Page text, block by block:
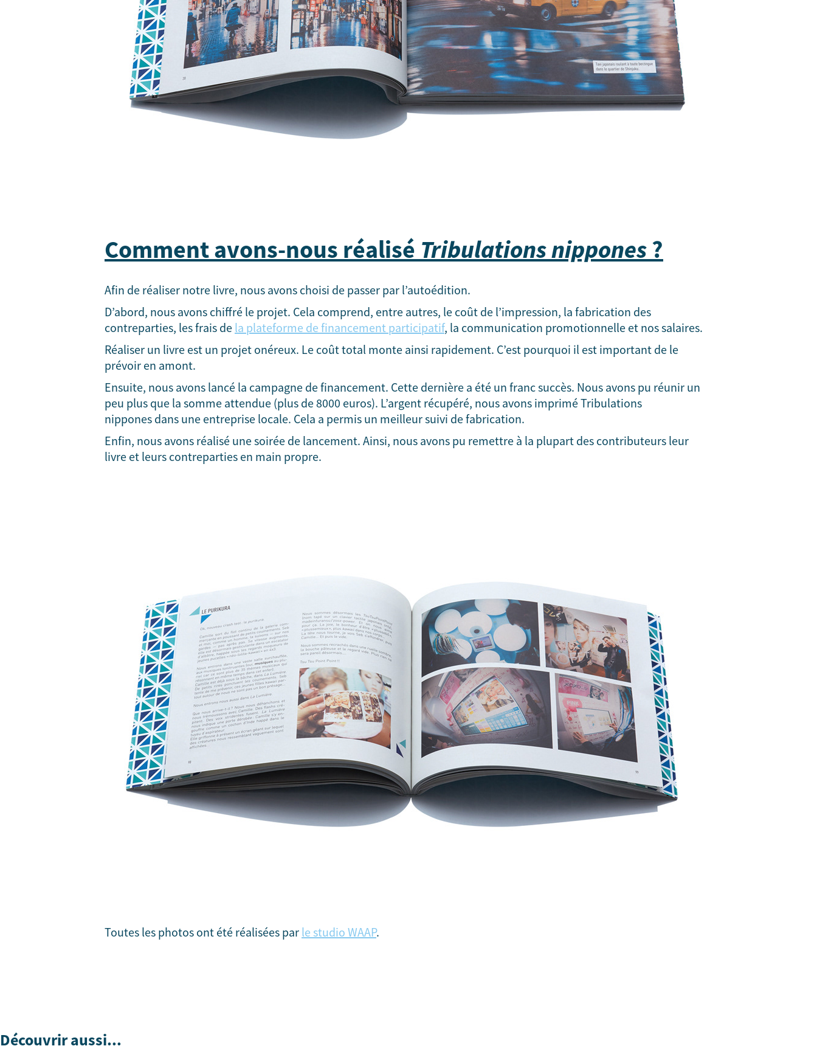
Comment avons-nous réaliséTribulations nippones?
Afin de réaliser notre livre, nous avons choisi de passer par l’autoédition.
D’abord, nous avons chiffré le projet. Cela comprend, entre autres, le coût de l’impression, la fabrication des
contreparties, les frais de la plateforme de financement participatif, la communication promotionnelle et nos salaires.
Réaliser un livre est un projet onéreux. Le coût total monte ainsi rapidement. C’est pourquoi il est important de le
prévoir en amont.
Ensuite, nous avons lancé la campagne de financement. Cette dernière a été un franc succès. Nous avons pu réunir un
peu plus que la somme attendue (plus de 8000 euros). L’argent récupéré, nous avons imprimé Tribulations
nippones dans une entreprise locale. Cela a permis un meilleur suivi de fabrication.
Enfin, nous avons réalisé une soirée de lancement. Ainsi, nous avons pu remettre à la plupart des contributeurs leur
livre et leurs contreparties en main propre.
Toutes les photos ont été réalisées par le studio WAAP.
Découvrir aussi...